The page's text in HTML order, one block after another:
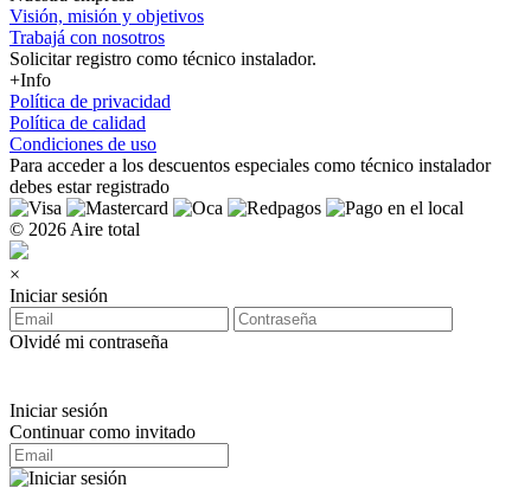
Visión, misión y objetivos
Trabajá con nosotros
Solicitar registro como técnico instalador.
+Info
Política de privacidad
Política de calidad
Condiciones de uso
Para acceder a los descuentos especiales como técnico instalador
debes estar registrado
© 2026 Aire total
×
Iniciar sesión
Olvidé mi contraseña
Iniciar sesión
Continuar como invitado